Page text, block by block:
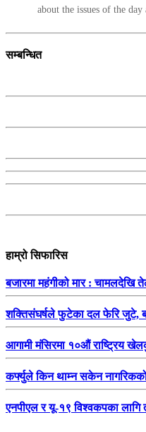
about the issues of the day
सम्बन्धित
हाम्रो सिफारिस
बजारमा महंगीको मार : चामलदेखि
शक्तिसंघर्षले फुटेका दल फेरि जुटे,
आगामी मंसिरमा १०औं राष्ट्रिय
कर्फ्युले किन थाम्न सकेन
एनपीएल र यू-१९ विश्वकपका